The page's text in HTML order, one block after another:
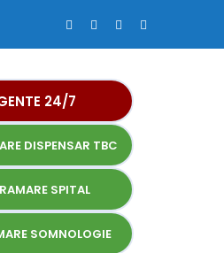
24/7
DISPENSAR TBC
SPITAL
SOMNOLOGIE